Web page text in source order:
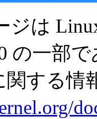
ジは
の一部
関する情